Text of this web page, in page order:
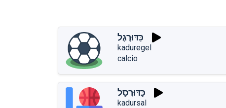
כַּדּוּרֶגֶל
kaduregel
calcio
כַּדּוּרְסַל
kadursal